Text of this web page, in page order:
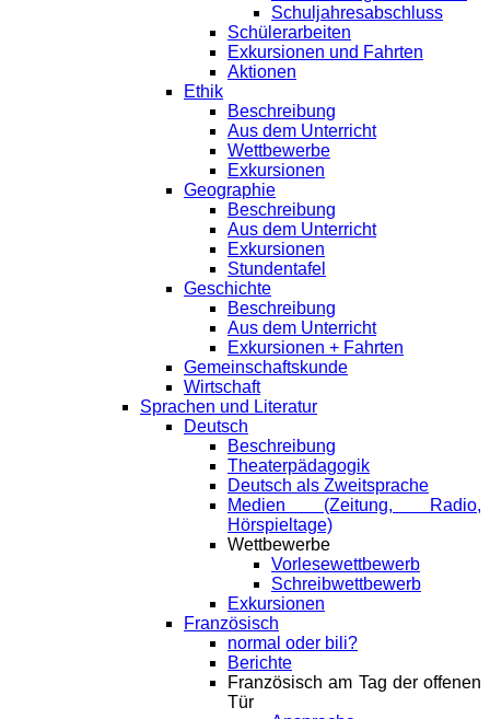
Schuljahresabschluss
Schülerarbeiten
Exkursionen und Fahrten
Aktionen
Ethik
Beschreibung
Aus dem Unterricht
Wettbewerbe
Exkursionen
Geographie
Beschreibung
Aus dem Unterricht
Exkursionen
Stundentafel
Geschichte
Beschreibung
Aus dem Unterricht
Exkursionen + Fahrten
Gemeinschaftskunde
Wirtschaft
Sprachen und Literatur
Deutsch
Beschreibung
Theaterpädagogik
Deutsch als Zweitsprache
Medien (Zeitung, Radio,
Hörspieltage)
Wettbewerbe
Vorlesewettbewerb
Schreibwettbewerb
Exkursionen
Französisch
normal oder bili?
Berichte
Französisch am Tag der offenen
Tür